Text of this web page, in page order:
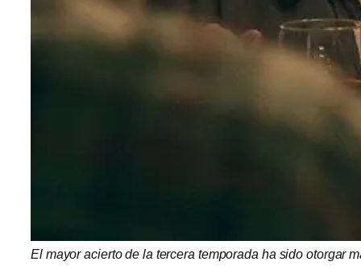
El mayor acierto de la tercera temporada ha sido otorgar